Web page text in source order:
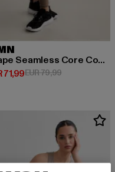
169,99
Shape Seamless Core Control
71,99 Preis: EUR 71,99
EUR 79,99Aktionspreis: